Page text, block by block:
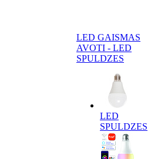
LED GAISMAS
AVOTI - LED
SPULDZES
LED
SPULDZES